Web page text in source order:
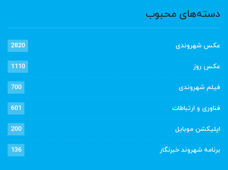
دسته‌های محبوب
عکس شهروندی 2820
عکس روز 1110
فیلم شهروندی 700
فناوری و ارتباطات 601
اپلیکشن موبایل 200
برنامه شهروند خبرنگار 136